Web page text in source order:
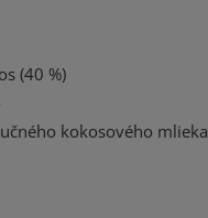
(40 %)
kokosového mlieka